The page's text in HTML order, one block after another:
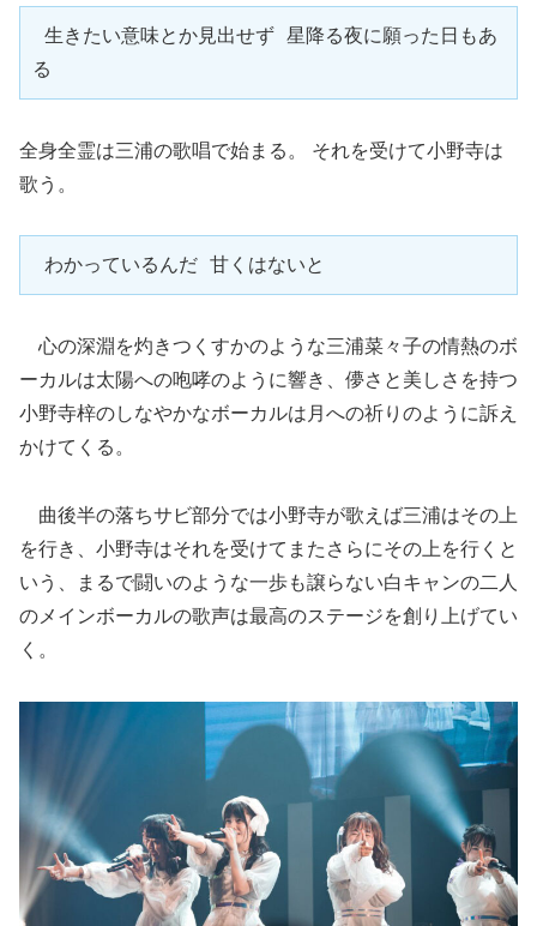
る
全身全霊は三浦の歌唱で始まる。 それを受けて小野寺は
歌う。
わかっているんだ 甘くはないと
心の深淵を灼きつくすかのような三浦菜々子の情熱のボ
ーカルは太陽への咆哮のように響き、儚さと美しさを持つ
小野寺梓のしなやかなボーカルは月への祈りのように訴え
かけてくる。
曲後半の落ちサビ部分では小野寺が歌えば三浦はその上
を行き、小野寺はそれを受けてまたさらにその上を行くと
いう、まるで闘いのような一歩も譲らない白キャンの二人
のメインボーカルの歌声は最高のステージを創り上げてい
く。